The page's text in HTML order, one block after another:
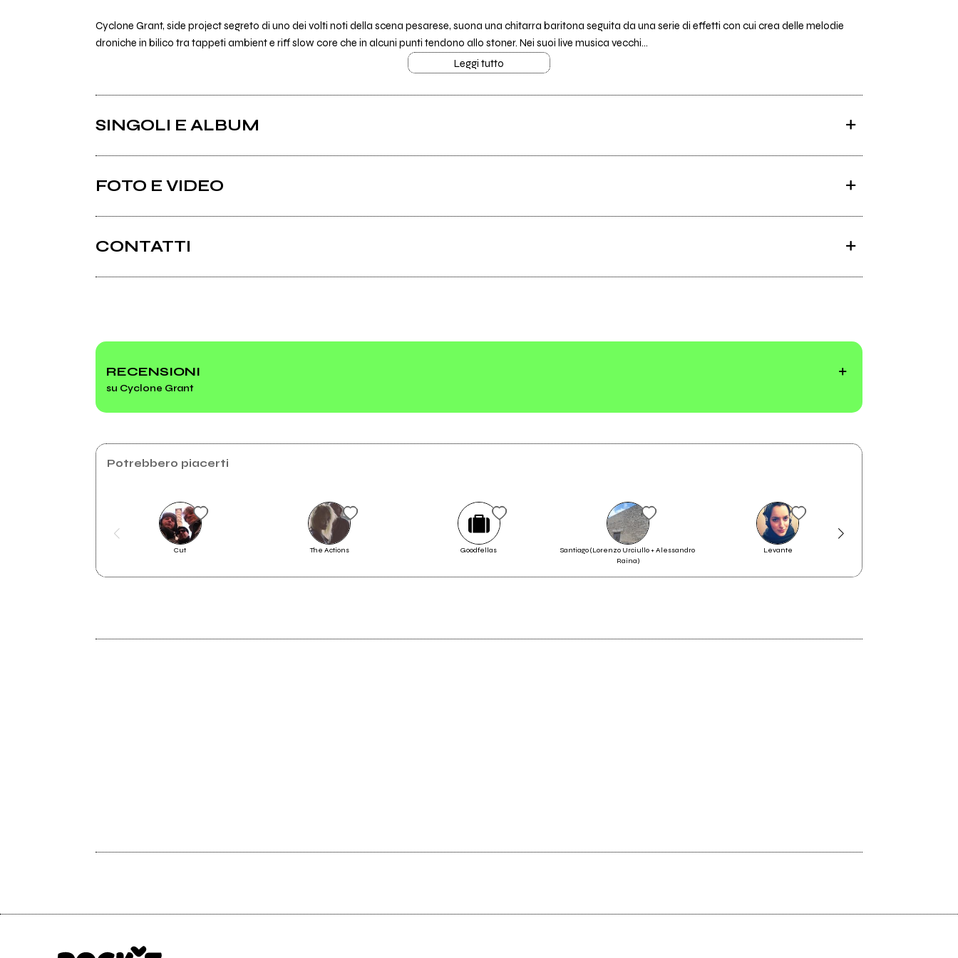
Cyclone Grant, side project segreto di uno dei volti noti della scena pesarese, suona una chitarra baritona seguita da una serie di effetti con cui crea delle melodie
droniche in bilico tra tappeti ambient e riff slow core che in alcuni punti tendono allo stoner. Nei suoi live musica vecchi...
Leggi tutto
SINGOLI E ALBUM
Mmm Cyclone Grant
FOTO E VIDEO
CONTATTI
RECENSIONI
su Cyclone Grant
Potrebbero piacerti
Cut The Actions Goodfellas
Santiago (Lorenzo Urciullo + Alessandro
Raina)
Levante